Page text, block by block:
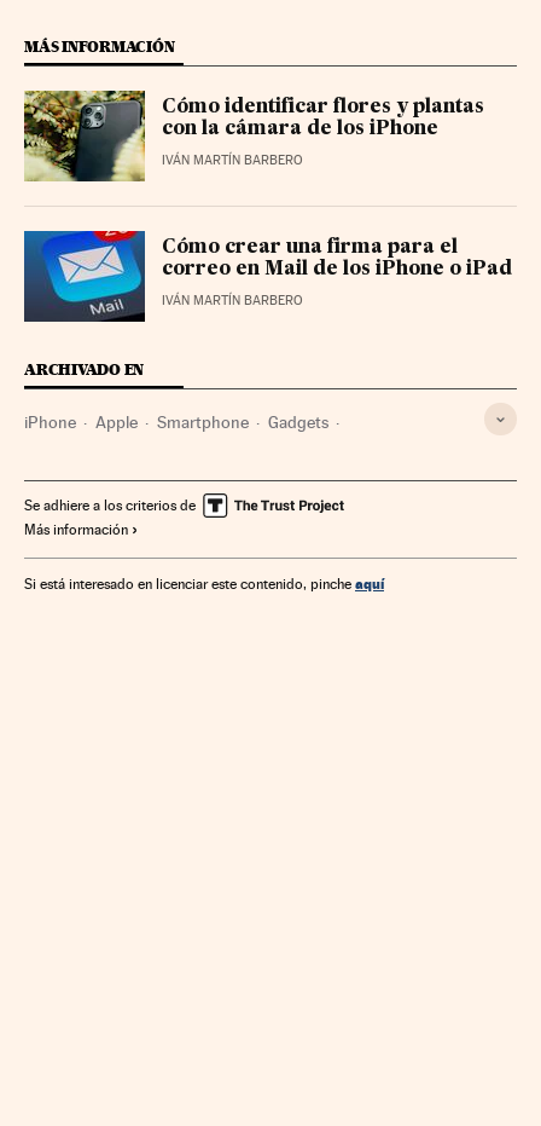
MÁS INFORMACIÓN
Cómo identificar flores y plantas
con la cámara de los iPhone
IVÁN MARTÍN BARBERO
Cómo crear una firma para el
correo en Mail de los iPhone o iPad
IVÁN MARTÍN BARBERO
ARCHIVADO EN
iPhone Apple Smartphone Gadgets
Telefonía móvil Empresas Tecnologías movilidad
Comunicaciones Ciencia
Se adhiere a los criterios de
Más información
Si está interesado en licenciar este contenido, pinche aquí